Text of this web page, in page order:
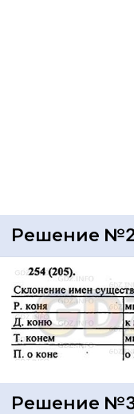
Решение №2
Решение №3